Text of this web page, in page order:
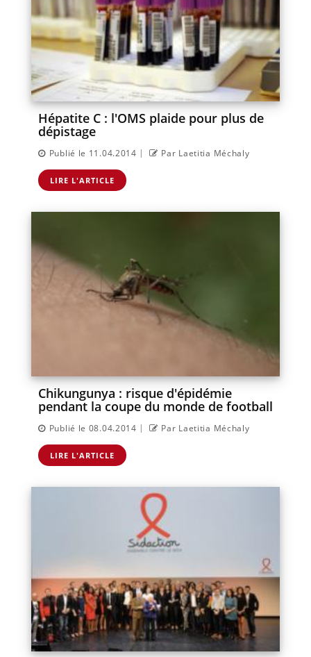
Hépatite C : l'OMS plaide pour plus de
dépistage
Publié le 11.04.2014 | Par Laetitia Méchaly
LIRE L'ARTICLE
Chikungunya : risque d'épidémie
pendant la coupe du monde de football
Publié le 08.04.2014 | Par Laetitia Méchaly
LIRE L'ARTICLE